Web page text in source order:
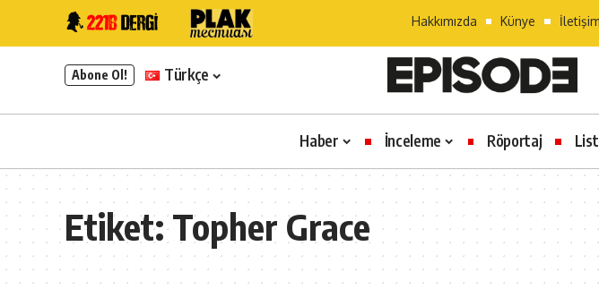
Hakkımızda Künye İletişim
Abone Ol! Türkçe
Haber İnceleme Röportaj
Etiket:Topher Grace